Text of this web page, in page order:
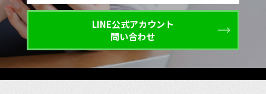
LINE公式アカウント
問い合わせ